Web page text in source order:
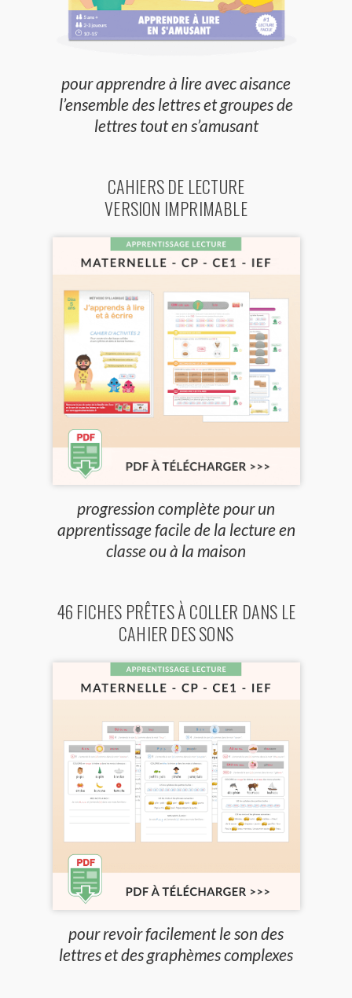
pour apprendre à lire avec aisance
l’ensemble des lettres et groupes de
lettres tout en s’amusant
CAHIERS DE LECTURE
VERSION IMPRIMABLE
progression complète pour un
apprentissage facile de la lecture en
classe ou à la maison
46 FICHES PRÊTES À COLLER DANS LE
CAHIER DES SONS
pour revoir facilement le son des
lettres et des graphèmes complexes